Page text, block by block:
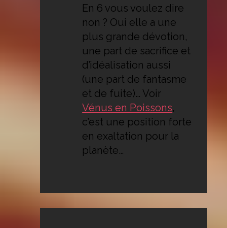
En 6 vous voulez dire
non ? Oui elle a une
plus grande dévotion,
une part de sacrifice et
d’idéalisation aussi
(une part de fantasme
et de fuite)… Voir
Vénus en Poissons,
c’est une position forte
en exaltation pour la
planète…